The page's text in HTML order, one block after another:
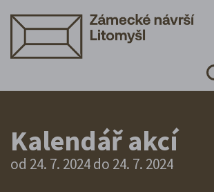
Kalendář akcí
od 24. 7. 2024 do 24. 7. 2024